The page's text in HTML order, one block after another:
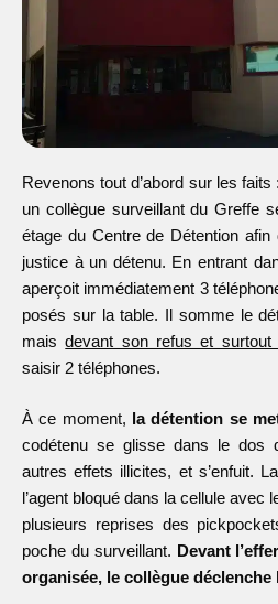
Revenons tout d’abord sur les
un collègue surveillant du Greffe
étage du Centre de Détention
justice à un détenu. En entrant
aperçoit immédiatement 3
posés sur la table. Il somme le
maisdevant son refus et surtout
saisir 2 téléphones.
À ce moment, la détention se
codétenu se glisse dans le dos
autres effets illicites, et s’enfuit.
l’agent bloqué dans la cellule avec
plusieurs reprises des
poche du surveillant. Devant
organisée, le collègue déclenche